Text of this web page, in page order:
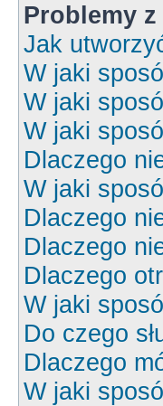
Problemy
Jak
W jaki
W jaki
W jaki
Dlaczego
W jaki
Dlaczego
Dlaczego
Dlaczego
W jaki
Do czego
Dlaczego
W jaki